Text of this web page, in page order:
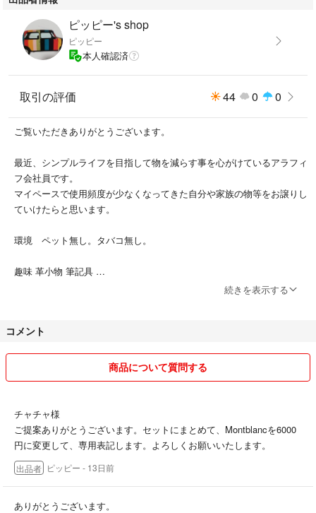
ピッピー's shop
ピッピー
本人確認済
取引の評価 44 0 0
ご覧いただきありがとうございます。
最近、シンプルライフを目指して物を減らす事を心がけているアラフィ
フ会社員です。
マイペースで使用頻度が少なくなってきた自分や家族の物等をお譲りし
ていけたらと思います。
環境 ペット無し。タバコ無し。
趣味 革小物 筆記具
マンシップを感じる物に興味大
なるべく迅速丁寧に対応することを心がけていますのでよろしくお願い
します。
商品についてのご質問等ございましたら、お気軽に質問してください。
続きを表示する
コメント
商品について質問する
チャチャ様
ご提案ありがとうございます。セットにまとめて、Montblancを6000
円に変更して、専用表記します。よろしくお願いいたします。
出品者 ピッピー - 13日前
ありがとうございます。